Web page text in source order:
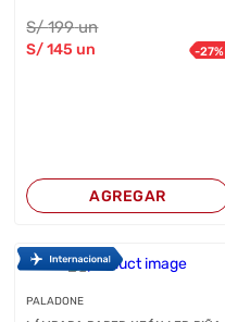
S/199 un
S/145 un -27%
AGREGAR
PALADONE